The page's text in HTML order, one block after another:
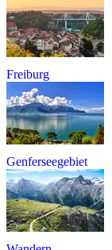
Freiburg
Genferseegebiet